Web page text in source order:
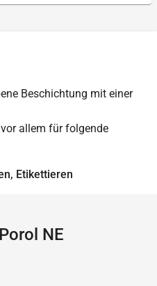
Beschichtung mit einer
allem für folgende
Etikettieren
NE